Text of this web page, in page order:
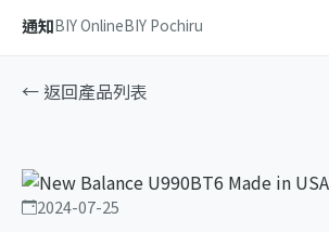
通知BIY OnlineBIY Pochiru
← 返回產品列表
2024-07-25